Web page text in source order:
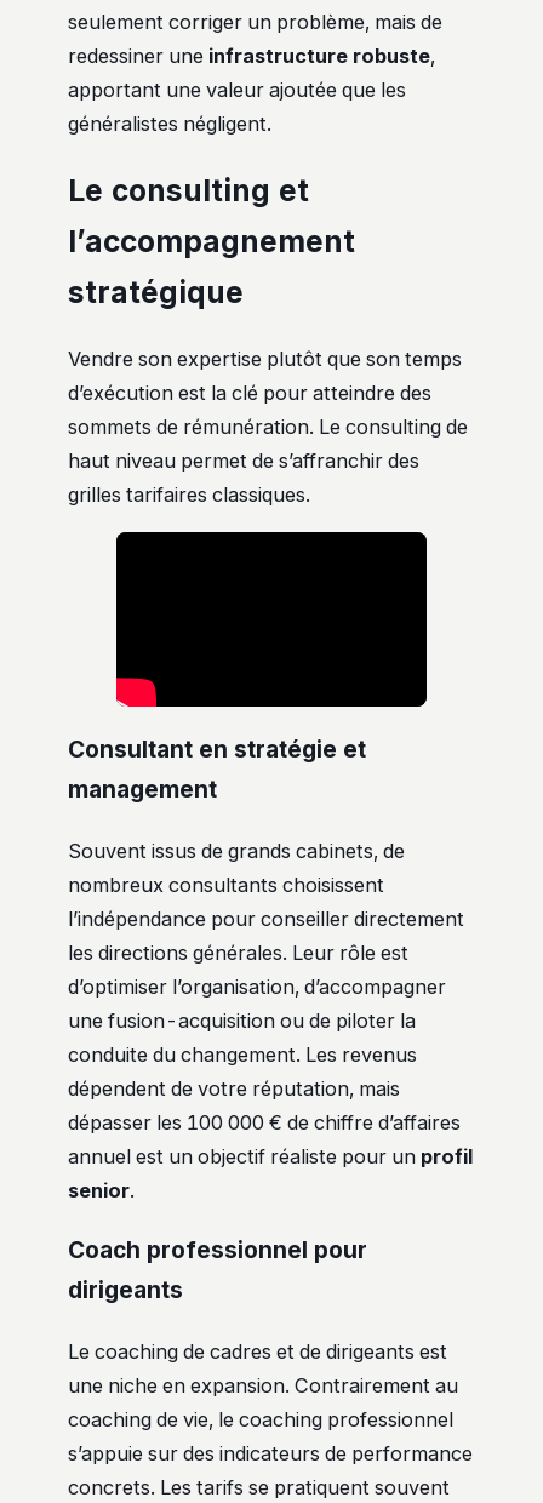
seulement corriger un problème, mais de
redessiner une infrastructure robuste,
apportant une valeur ajoutée que les
généralistes négligent.
Le consulting et
l’accompagnement
stratégique
Vendre son expertise plutôt que son temps
d’exécution est la clé pour atteindre des
sommets de rémunération. Le consulting de
haut niveau permet de s’affranchir des
grilles tarifaires classiques.
Consultant en stratégie et
management
Souvent issus de grands cabinets, de
nombreux consultants choisissent
l’indépendance pour conseiller directement
les directions générales. Leur rôle est
d’optimiser l’organisation, d’accompagner
une fusion-acquisition ou de piloter la
conduite du changement. Les revenus
dépendent de votre réputation, mais
dépasser les 100 000 € de chiffre d’affaires
annuel est un objectif réaliste pour un profil
senior.
Coach professionnel pour
dirigeants
Le coaching de cadres et de dirigeants est
une niche en expansion. Contrairement au
coaching de vie, le coaching professionnel
s’appuie sur des indicateurs de performance
concrets. Les tarifs se pratiquent souvent